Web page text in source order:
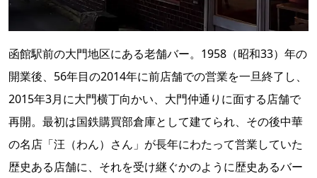
函館駅前の大門地区にある老舗バー。1958（昭和33）年の
開業後、56年目の2014年に前店舗での営業を一旦終了し、
2015年3月に大門横丁向かい、大門仲通りに面する店舗で
再開。最初は国鉄購買部倉庫として建てられ、その後中華
の名店「汪（わん）さん」が長年にわたって営業していた
歴史ある店舗に、それを受け継ぐかのように歴史あるバー